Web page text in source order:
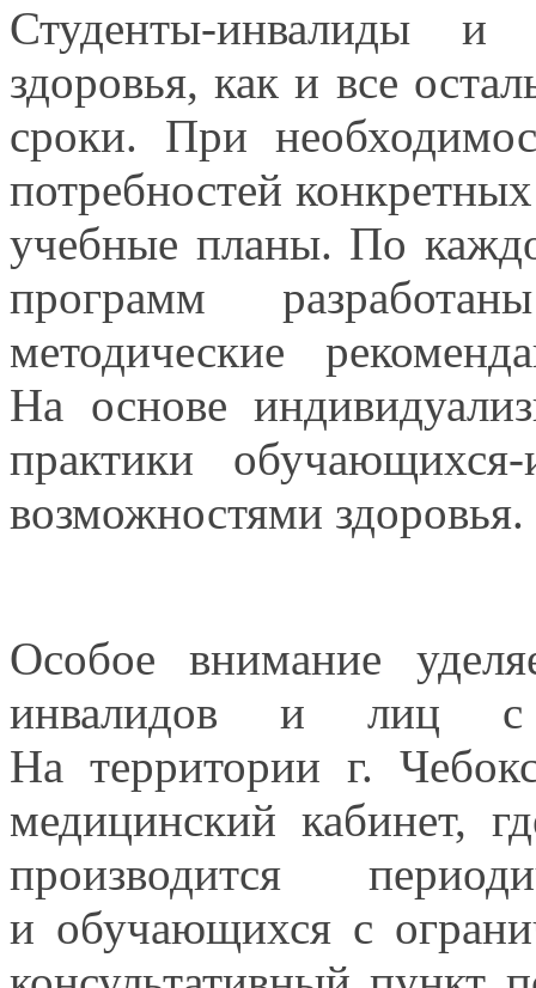
Студенты-инвалиды
и
здоровья, каки все
сроки. При
потребностей
учебные планы. По
программ
методические
На основе
практики
возможностями здоровья.
Особое внимание
инвалидов и лиц
На территории г.
медицинский кабинет,
производится
и обучающихся с